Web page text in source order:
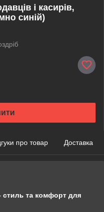
і касирів,
синій)
про товар Доставка
стиль та комфорт для